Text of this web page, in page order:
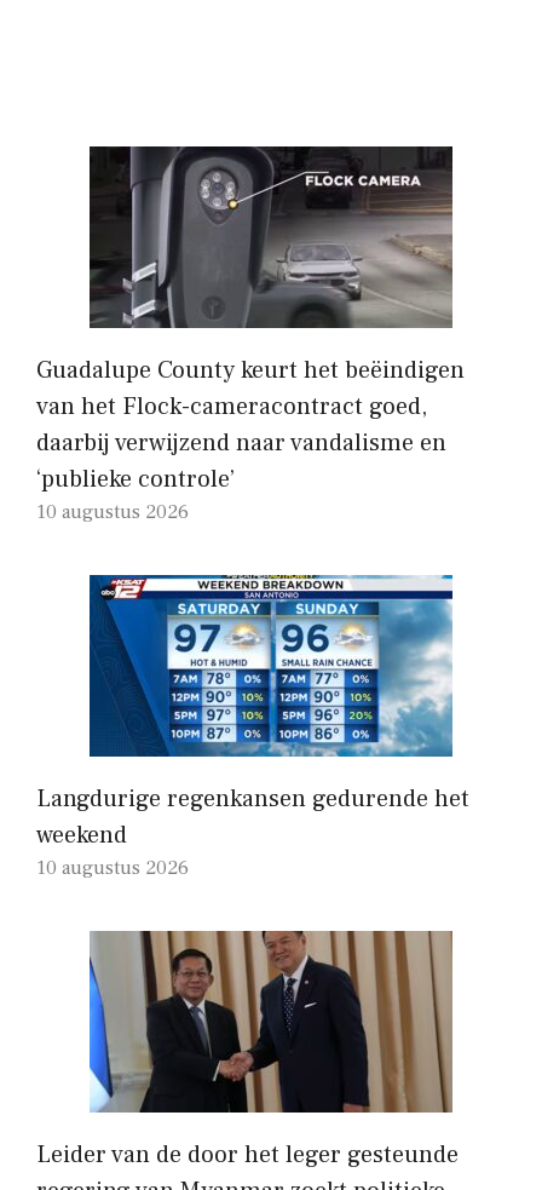
Guadalupe County keurt het beëindigen
van het Flock-cameracontract goed,
daarbij verwijzend naar vandalisme en
‘publieke controle’
10 augustus 2026
Langdurige regenkansen gedurende het
weekend
10 augustus 2026
Leider van de door het leger gesteunde